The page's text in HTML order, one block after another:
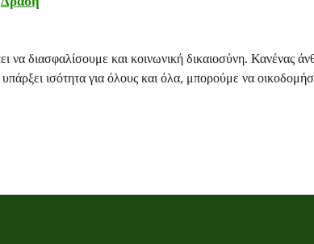
να διασφαλίσουμε και κοινωνική δικαιοσύνη. Κανένας
ισότητα για όλους και όλα, μπορούμε να